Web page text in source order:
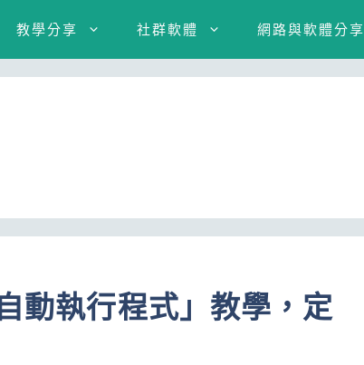
教學分享 社群軟體 網路與軟體分享
動執行程式」教學，定